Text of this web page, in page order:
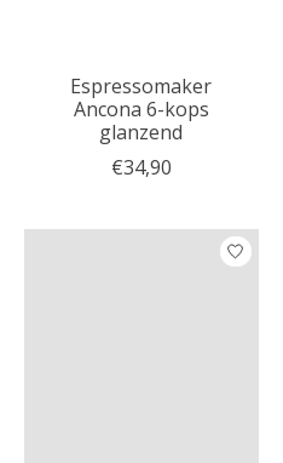
Espressomaker
Ancona 6-kops
glanzend
€34,90